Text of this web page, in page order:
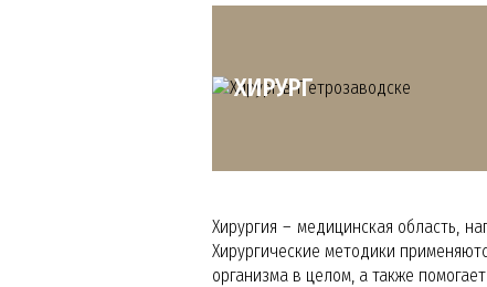
ХИРУРГ
Хирургия – медицинская область,
Хирургические методики
организма в целом, а также